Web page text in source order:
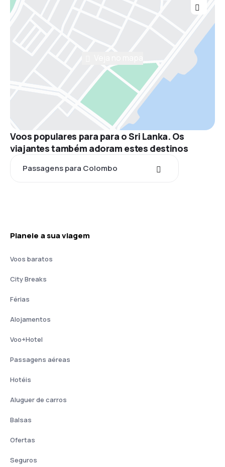
Voos populares para para o Sri Lanka. Os
viajantes também adoram estes destinos
Passagens para Colombo
Planeie a sua viagem
Voos baratos
City Breaks
Férias
Alojamentos
Voo+Hotel
Passagens aéreas
Hotéis
Aluguer de carros
Balsas
Ofertas
Seguros